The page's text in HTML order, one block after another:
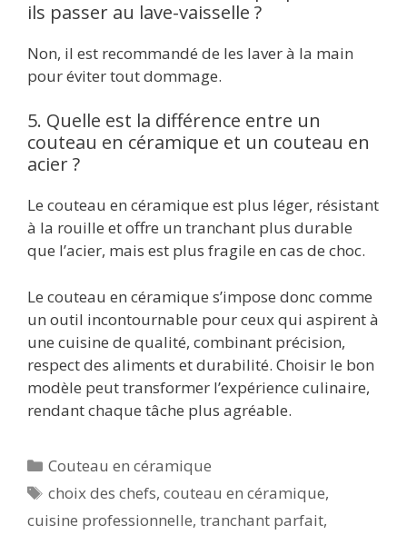
ils passer au lave-vaisselle ?
Non, il est recommandé de les laver à la main
pour éviter tout dommage.
5. Quelle est la différence entre un
couteau en céramique et un couteau en
acier ?
Le couteau en céramique est plus léger, résistant
à la rouille et offre un tranchant plus durable
que l’acier, mais est plus fragile en cas de choc.
Le couteau en céramique s’impose donc comme
un outil incontournable pour ceux qui aspirent à
une cuisine de qualité, combinant précision,
respect des aliments et durabilité. Choisir le bon
modèle peut transformer l’expérience culinaire,
rendant chaque tâche plus agréable.
Catégories
Couteau en céramique
Étiquettes
choix des chefs,couteau en céramique,
cuisine professionnelle, tranchant parfait,